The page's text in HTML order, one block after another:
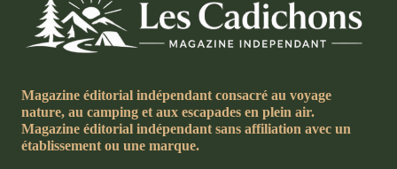
Magazine éditorial indépendant consacré au voyage
nature, au camping et aux escapades en plein air.
Magazine éditorial indépendant sans affiliation avec un
établissement ou une marque.